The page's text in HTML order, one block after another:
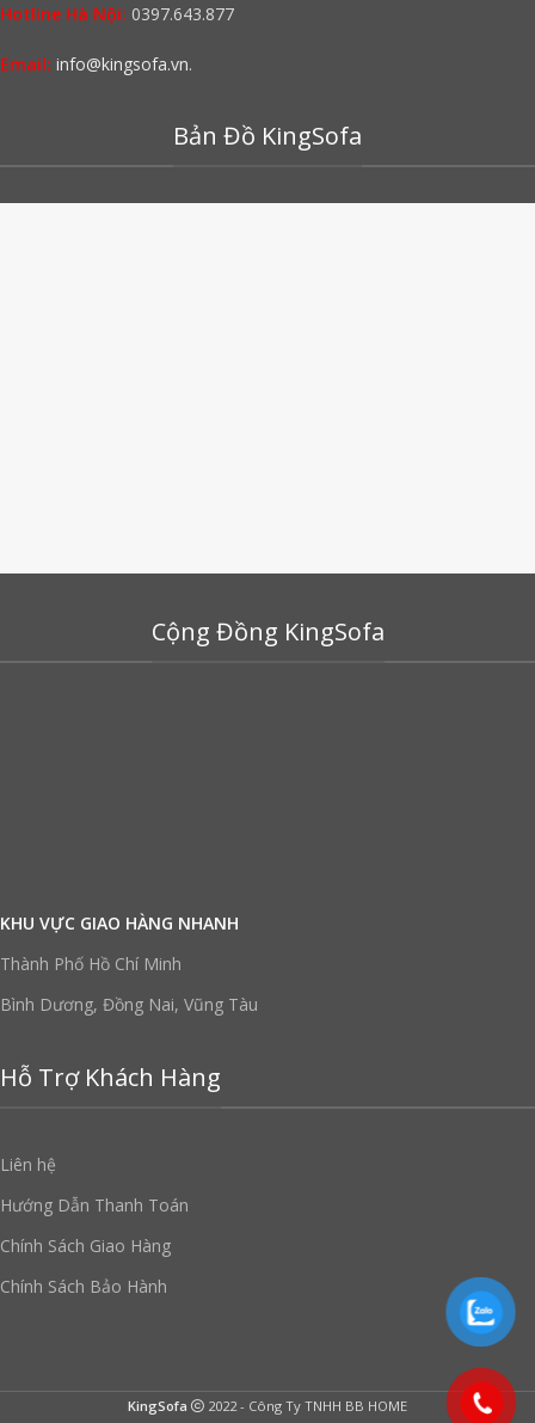
Hotline Hà Nội: 0397.643.877
Email: info@kingsofa.vn.
Bản Đồ KingSofa
Cộng Đồng KingSofa
KHU VỰC GIAO HÀNG NHANH
Thành Phố Hồ Chí Minh
Bình Dương, Đồng Nai, Vũng Tàu
Hỗ Trợ Khách Hàng
Liên hệ
Hướng Dẫn Thanh Toán
Chính Sách Giao Hàng
Chính Sách Bảo Hành
KingSofa 2022 - Công Ty TNHH BB HOME